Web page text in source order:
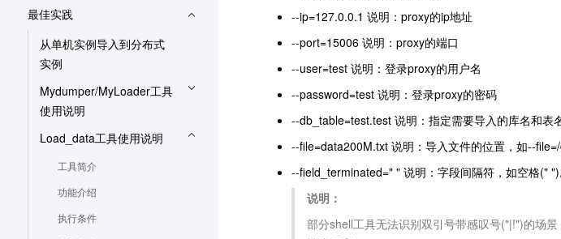
最佳实践
从单机实例导入到分布式
实例
Mydumper/MyLoader工具
使用说明
Load_data工具使用说明
工具简介
功能介绍
执行条件
--ip=127.0.0.1 说明：proxy的ip地址
--port=15006 说明：proxy的端口
--user=test 说明：登录proxy的用户名
--password=test 说明：登录proxy的密码
--db_table=test.test 说明：指定需要导入的库名和表
--file=data200M.txt 说明：导入文件的位置，如--
--field_terminated=" " 说明：字段间隔符，如空格("
说明：
部分shell工具无法识别双引号带感叹号("|!")的场